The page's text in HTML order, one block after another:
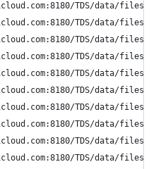
TDS/data/files/p9/
TDS/data/files/p9/
TDS/data/files/p9/
TDS/data/files/p9/
TDS/data/files/p9/
TDS/data/files/p9/
TDS/data/files/p9/
TDS/data/files/p9/
TDS/data/files/p9/
TDS/data/files/p9/